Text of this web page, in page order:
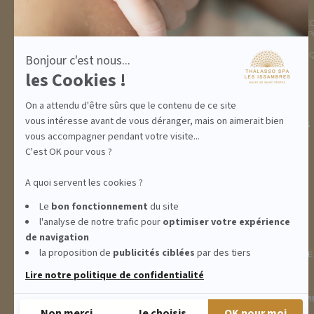
Bonjour c'est nous...
les Cookies !
On a attendu d'être sûrs que le contenu de ce site
vous intéresse avant de vous déranger, mais on aimerait bien
vous accompagner pendant votre visite...
C'est OK pour vous ?
A quoi servent les cookies ?
Le bon fonctionnement du site
l'analyse de notre trafic pour optimiservotre expérience
de navigation
la proposition de publicités ciblées par des tiers
Lire notre politique de confidentialité
DESTINATION
GOLFE DE ST TROPEZ
HÉBERGEMENTS
INCENTIVE
THALASSO SPA
LA THALASSO EN
CENTRE THALASSO
INFORMATIONS
ABONNEMENTS IDÉES CADEAUX PROMOS
INFORMATIONS CONDITIONS GÉNÉRALES
THALASSO SPA LES ISSAMBRES - RÉSIDENCE LES CALANQUES